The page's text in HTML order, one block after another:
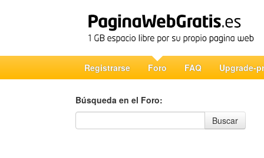
Registrarse Foro FAQ Upgrade-
Búsqueda en el Foro:
Búsqueda en el Foro
Buscar